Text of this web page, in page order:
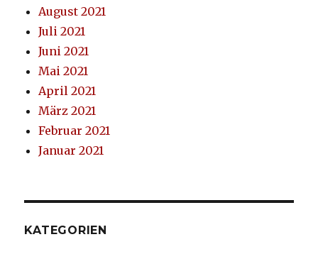
August 2021
Juli 2021
Juni 2021
Mai 2021
April 2021
März 2021
Februar 2021
Januar 2021
KATEGORIEN